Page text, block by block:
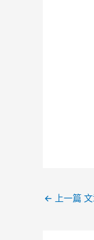
← 上一篇